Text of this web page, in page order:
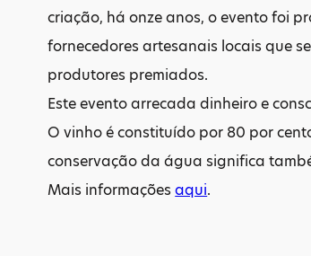
criação, há onze anos, o evento foi
fornecedores artesanais locais que
produtores premiados.
Este evento arrecada dinheiro e
O vinho é constituído por 80 por
conservação da água significa
Mais informaçõesaqui.